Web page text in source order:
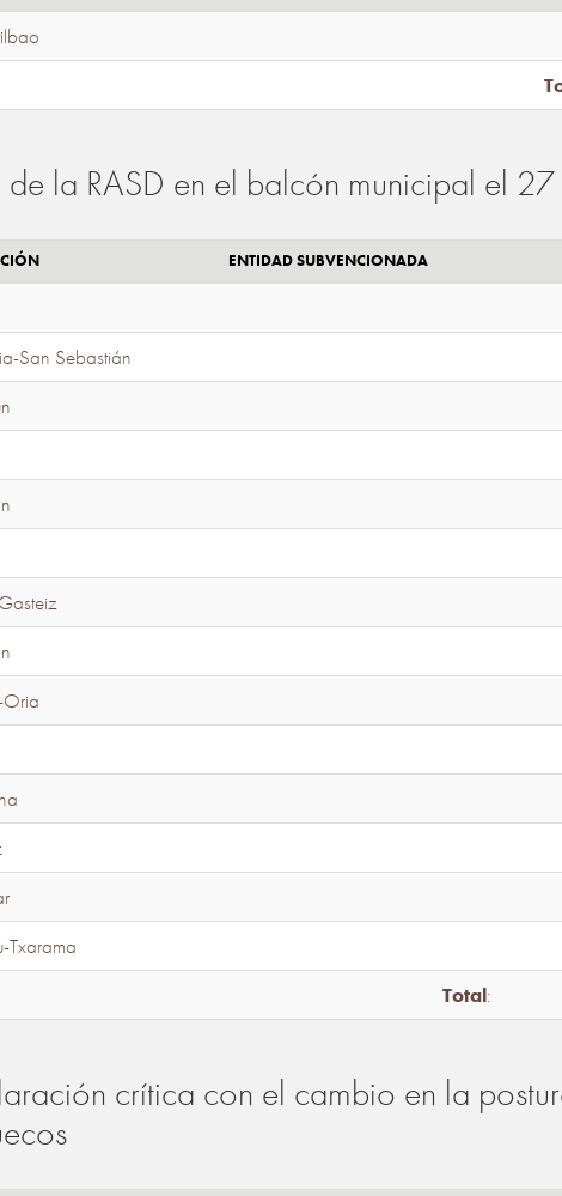
la RASD en el balcón municipal el
ENTIDAD SUBVENCIONADA
San Sebastián
Oria
Txarama
Total:
crítica con el cambio en la